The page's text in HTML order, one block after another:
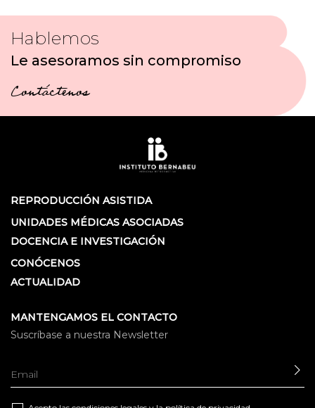
Hablemos
Le asesoramos sin compromiso
Contáctenos
REPRODUCCIÓN ASISTIDA
UNIDADES MÉDICAS ASOCIADAS
DOCENCIA E INVESTIGACIÓN
CONÓCENOS
ACTUALIDAD
MANTENGAMOS EL CONTACTO
Suscríbase a nuestra Newsletter